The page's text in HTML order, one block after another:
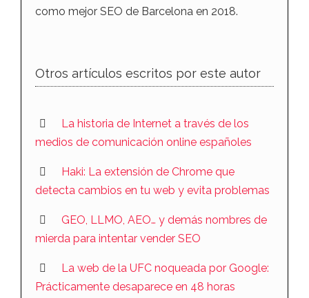
como mejor SEO de Barcelona en 2018.
Otros artículos escritos por este autor
La historia de Internet a través de los
medios de comunicación online españoles
Haki: La extensión de Chrome que
detecta cambios en tu web y evita problemas
GEO, LLMO, AEO… y demás nombres de
mierda para intentar vender SEO
La web de la UFC noqueada por Google:
Prácticamente desaparece en 48 horas